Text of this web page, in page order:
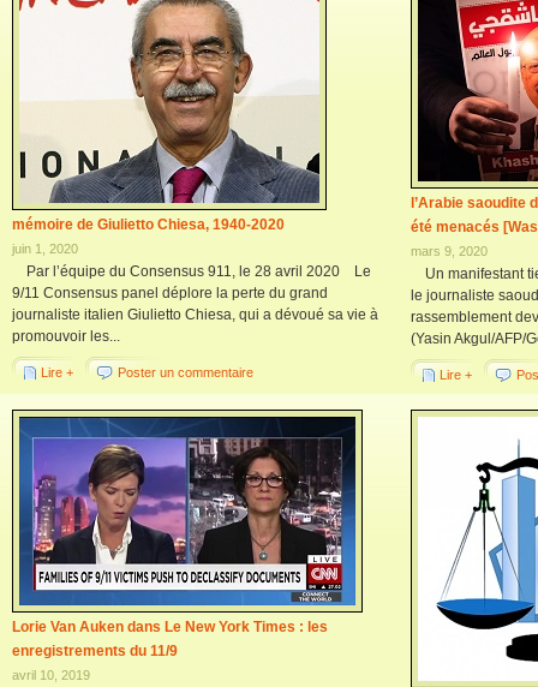
mémoire de Giulietto Chiesa, 1940-2020
juin 1, 2020
Par l’équipe du Consensus 911, le 28 avril 2020 Le
9/11 Consensus panel déplore la perte du grand
journaliste italien Giulietto Chiesa, qui a dévoué sa vie à
promouvoir les...
Lire + Poster un commentaire
l’Arabie saoudite
été menacés
mars 9, 2020
Un manifestant
le journaliste
rassemblement
(Yasin Akgul/AFP/
Lire +
Lorie Van Auken dans Le New York Times : les
enregistrements du 11/9
avril 10, 2019